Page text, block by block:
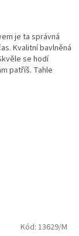
je ta správná
Kvalitní bavlněná
se hodí
patříš. Tahle
Kód: 13629/M